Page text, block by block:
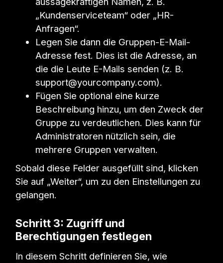
„Kundenserviceteam“ oder „HR-
Anfragen“.
Legen Sie dann die Gruppen-E-Mail-
Adresse fest. Dies ist die Adresse, an
die die Leute E-Mails senden (z. B.
support@yourcompany.com).
Fügen Sie optional eine kurze
Beschreibung hinzu, um den Zweck der
Gruppe zu verdeutlichen. Dies kann für
Administratoren nützlich sein, die
mehrere Gruppen verwalten.
Sobald diese Felder ausgefüllt sind, klicken
Sie auf „Weiter“, um zu den Einstellungen zu
gelangen.
Schritt 3: Zugriff und
Berechtigungen festlegen
In diesem Schritt definieren Sie, wie